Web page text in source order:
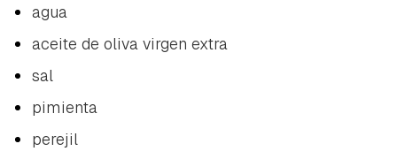
agua
aceite de oliva virgen extra
sal
pimienta
perejil